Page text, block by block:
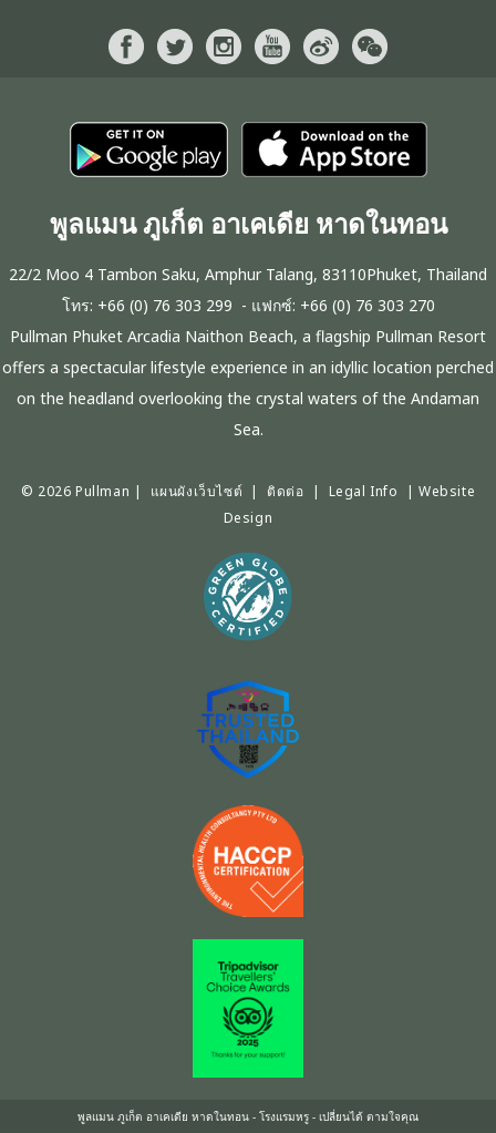
พูลแมน ภูเก็ต อาเคเดีย หาดในทอน
22/2 Moo 4 Tambon Saku, Amphur Talang, 83110Phuket, Thailand
โทร: +66 (0) 76 303 299 - แฟกซ์: +66 (0) 76 303 270
Pullman Phuket Arcadia Naithon Beach, a flagship Pullman Resort
offers a spectacular lifestyle experience in an idyllic location perched
on the headland overlooking the crystal waters of the Andaman
Sea.
© 2026 Pullman | แผนผังเว็บไซต์ | ติดต่อ | Legal Info |Website
Design
พูลแมน ภูเก็ต อาเคเดีย หาดในทอน - โรงแรมหรู - เปลี่ยนได้ ตามใจคุณ